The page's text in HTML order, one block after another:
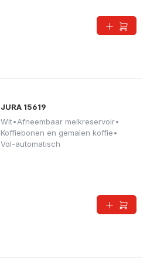
JURA 15619
Wit•Afneembaar melkreservoir•
Koffiebonen en gemalen koffie•
Vol-automatisch